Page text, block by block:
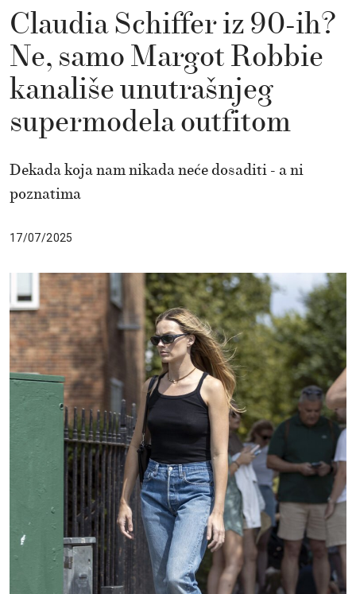
Claudia Schiffer iz 90-ih?
Ne, samo Margot Robbie
kanališe unutrašnjeg
supermodela outfitom
Dekada koja nam nikada neće dosaditi - a ni
poznatima
17/07/2025